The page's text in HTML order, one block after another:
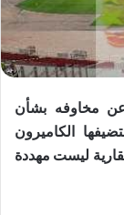
عن مخاوفه بشأن
الكاميرون
ليست مهددة